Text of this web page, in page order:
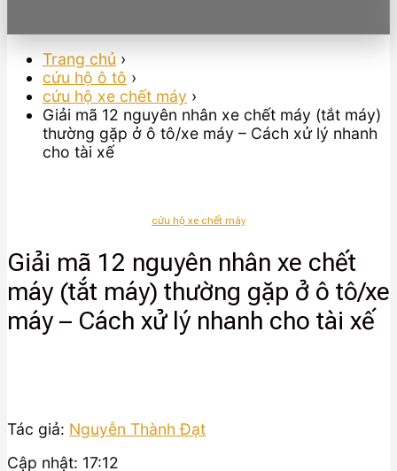
Trang chủ ›
cứu hộ ô tô ›
cứu hộ xe chết máy ›
Giải mã 12 nguyên nhân xe chết máy (tắt máy)
thường gặp ở ô tô/xe máy – Cách xử lý nhanh
cho tài xế
cứu hộ xe chết máy
Giải mã 12 nguyên nhân xe chết
máy (tắt máy) thường gặp ở ô tô/xe
máy – Cách xử lý nhanh cho tài xế
Tác giả: Nguyễn Thành Đạt
Cập nhật: 17:12